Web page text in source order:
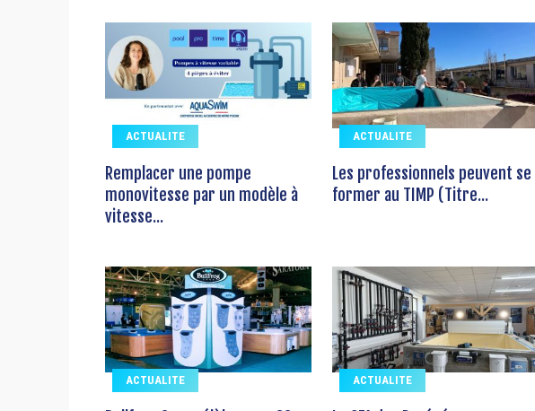
ACTUALITE
Remplacer une pompe
monovitesse par un modèle à
vitesse...
ACTUALITE
Les professionnels peuvent se
former au TIMP (Titre...
ACTUALITE ACTUALITE